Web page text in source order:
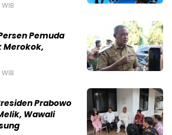
Pemuda
Merokok,
Prabowo
Wawali